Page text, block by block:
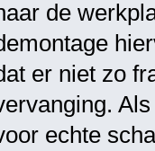
de
er niet zo
echte